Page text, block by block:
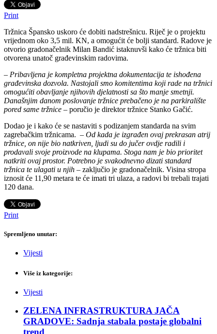
Print
Tržnica Špansko uskoro će dobiti nadstrešnicu. Riječ je o projektu
vrijednom oko 3,5 mil. KN, a omogućit će bolji standard. Radove je
otvorio gradonačelnik Milan Bandić istaknuvši kako će tržnica biti
otvorena unatoč građevinskim radovima.
– Pribavljena je kompletna projektna dokumentacija te ishođena
građevinska dozvola. Nastojali smo komitentima koji rade na tržnici
omogućiti obavljanje njihovih djelatnosti sa što manje smetnji.
Današnjim danom poslovanje tržnice prebačeno je na parkiralište
pored same tržnice – poručio je direktor tržnice Stanko Gačić.
Dodao je i kako će se nastaviti s podizanjem standarda na svim
zagrebačkim tržnicama. – Od kada je izgrađen ovaj prekrasan atrij
tržnice, on nije bio natkriven, ljudi su do jučer ovdje radili i
prodavali svoje proizvode na klupama. Stoga nam je bio prioritet
natkriti ovaj prostor. Potrebno je svakodnevno dizati standard
tržnica te ulagati u njih – zaključio je gradonačelnik. Visina stropa
iznosit će 11,90 metara te će imati tri ulaza, a radovi bi trebali trajati
120 dana.
Print
Spremljeno unutar:
Vijesti
Više iz kategorije:
Vijesti
ZELENA INFRASTRUKTURA JAČA
GRADOVE: Sadnja stabala postaje globalni